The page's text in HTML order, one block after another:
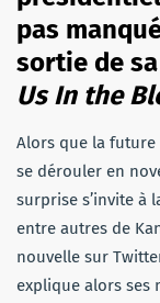
pas
sortie de
Us In the
Alors que la
se dérouler en
surprise s’invite à
entre autres de
nouvelle sur
explique alors ses